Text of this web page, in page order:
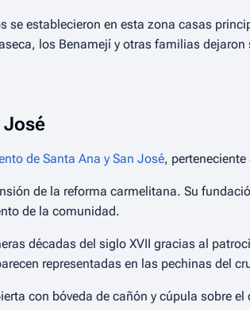
se establecieron en esta zona casas
los Benamejí y otras familias dejaron
José
de Santa Ana y San José,
de la reforma carmelitana. Su
de la comunidad.
décadas del siglo XVII gracias al
representadas en las pechinas del
con bóveda de cañón y cúpula sobre